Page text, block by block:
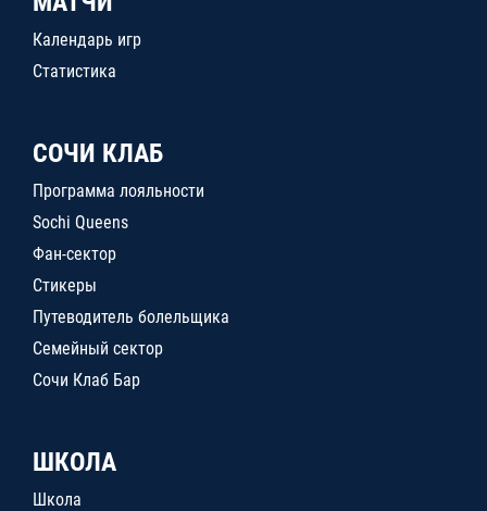
Календарь игр
Статистика
СОЧИ КЛАБ
Программа лояльности
Sochi Queens
Фан-сектор
Стикеры
Путеводитель болельщика
Семейный сектор
Сочи Клаб Бар
ШКОЛА
Школа